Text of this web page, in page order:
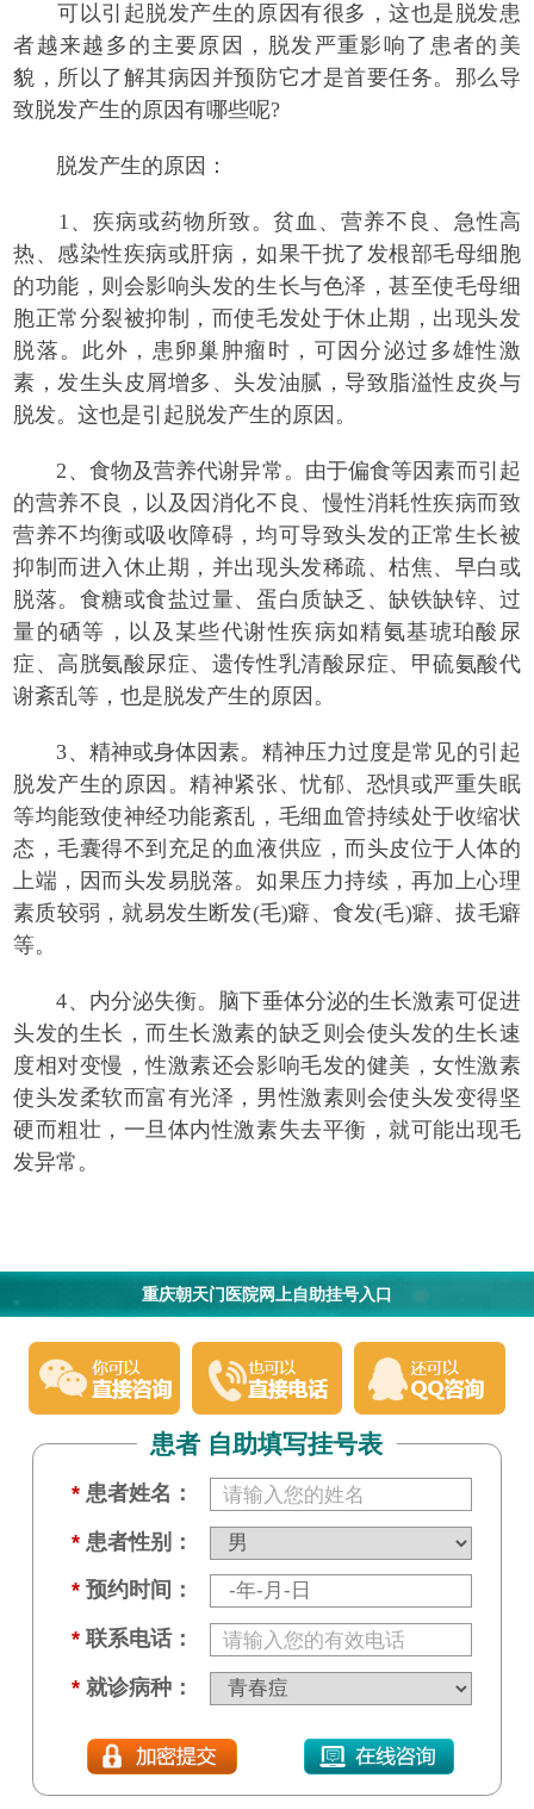
可以引起脱发产生的原因有很多，这也是脱发患
者越来越多的主要原因，脱发严重影响了患者的美
貌，所以了解其病因并预防它才是首要任务。那么导
致脱发产生的原因有哪些呢?
脱发产生的原因：
1、疾病或药物所致。贫血、营养不良、急性高
热、感染性疾病或肝病，如果干扰了发根部毛母细胞
的功能，则会影响头发的生长与色泽，甚至使毛母细
胞正常分裂被抑制，而使毛发处于休止期，出现头发
脱落。此外，患卵巢肿瘤时，可因分泌过多雄性激
素，发生头皮屑增多、头发油腻，导致脂溢性皮炎与
脱发。这也是引起脱发产生的原因。
2、食物及营养代谢异常。由于偏食等因素而引起
的营养不良，以及因消化不良、慢性消耗性疾病而致
营养不均衡或吸收障碍，均可导致头发的正常生长被
抑制而进入休止期，并出现头发稀疏、枯焦、早白或
脱落。食糖或食盐过量、蛋白质缺乏、缺铁缺锌、过
量的硒等，以及某些代谢性疾病如精氨基琥珀酸尿
症、高胱氨酸尿症、遗传性乳清酸尿症、甲硫氨酸代
谢紊乱等，也是脱发产生的原因。
3、精神或身体因素。精神压力过度是常见的引起
脱发产生的原因。精神紧张、忧郁、恐惧或严重失眠
等均能致使神经功能紊乱，毛细血管持续处于收缩状
态，毛囊得不到充足的血液供应，而头皮位于人体的
上端，因而头发易脱落。如果压力持续，再加上心理
素质较弱，就易发生断发(毛)癖、食发(毛)癖、拔毛癖
等。
4、内分泌失衡。脑下垂体分泌的生长激素可促进
头发的生长，而生长激素的缺乏则会使头发的生长速
度相对变慢，性激素还会影响毛发的健美，女性激素
使头发柔软而富有光泽，男性激素则会使头发变得坚
硬而粗壮，一旦体内性激素失去平衡，就可能出现毛
发异常。
重庆朝天门医院网上自助挂号入口
患者 自助填写挂号表
* 患者姓名：
* 患者性别：
* 预约时间：
* 联系电话：
* 就诊病种：